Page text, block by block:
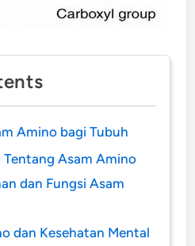
Amino bagi Tubuh
Asam Amino
dan Fungsi Asam
dan Kesehatan Mental